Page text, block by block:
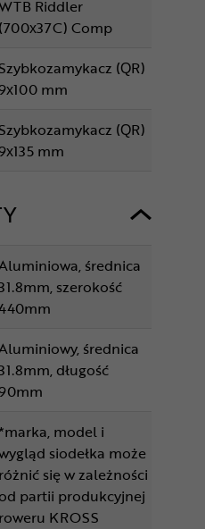
Riddler
(700x37C) Comp
(QR)
mm
(QR)
mm
średnica
szerokość
średnica
długość
*marka, model i
siodełka może
różnić się w zależności
od partii produkcyjnej
roweru KROSS